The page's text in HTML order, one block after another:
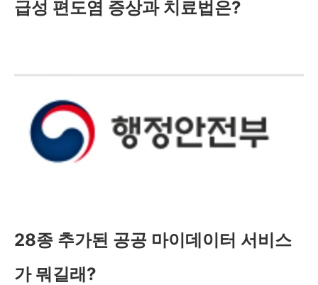
급성 편도염 증상과 치료법은?
28종 추가된 공공 마이데이터 서비스
가 뭐길래?